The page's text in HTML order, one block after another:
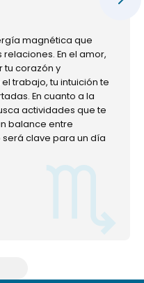
magnética que
En el amor,
tu corazón y
trabajo, tu intuición te
En cuanto a la
actividades que te
balance entre
clave para un día